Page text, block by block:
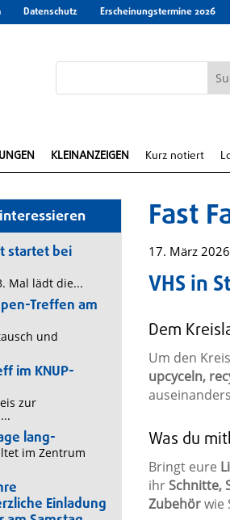
Datenschutz Erscheinungstermine 2026
KLEINANZEIGEN Kurz notiert
startet bei
Mal lädt die...
Treffen am
und
im KNUP-
zur
lang-
im Zentrum
Einladung
Fast
17. März 2026
VHS in
Dem
Um den
upcyceln,
Was du
Bringt eure
ihrSchnitte,
Zubehörwie